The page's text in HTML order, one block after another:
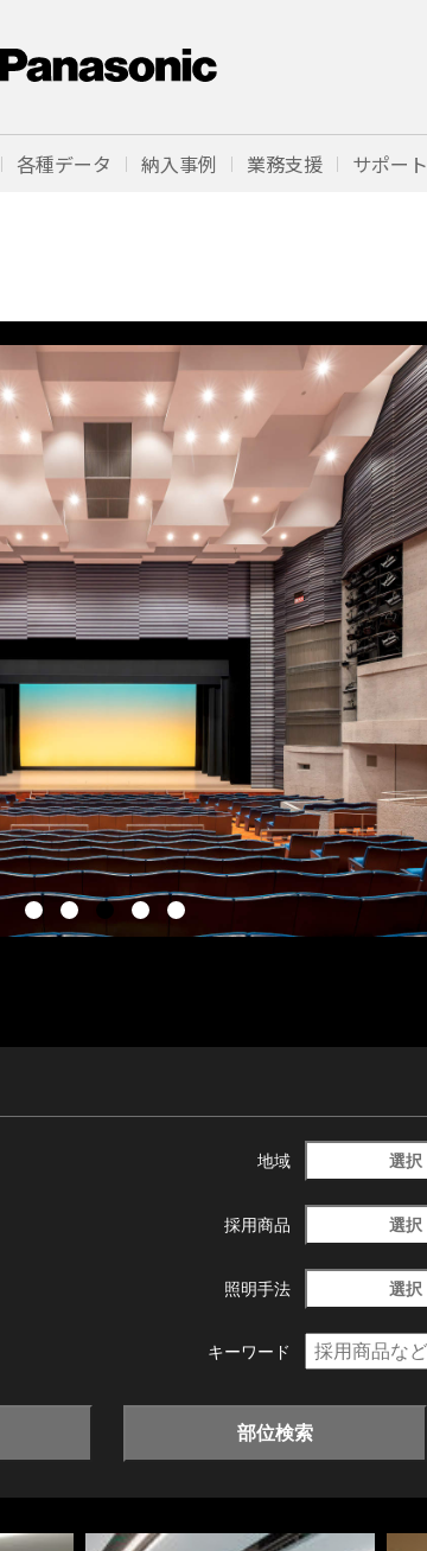
各種データ 納入事例 業務支援 サポート
地域 選択
採用商品 選択
照明手法 選択
キーワード
部位検索